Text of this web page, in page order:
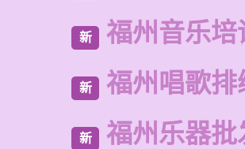
新 福州音乐
新 福州唱歌
新 福州乐器